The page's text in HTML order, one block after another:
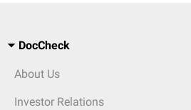
DocCheck
About Us
Investor Relations